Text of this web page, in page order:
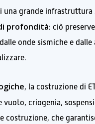
una grande
profondità: ciò
onde sismiche e
, la costruzione di
criogenia,
costruzione, che